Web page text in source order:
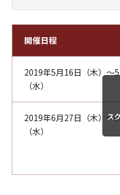
開催日程
2019年5月16日（木）～
（水）
2019年6月27日（木）～
（水）
ス